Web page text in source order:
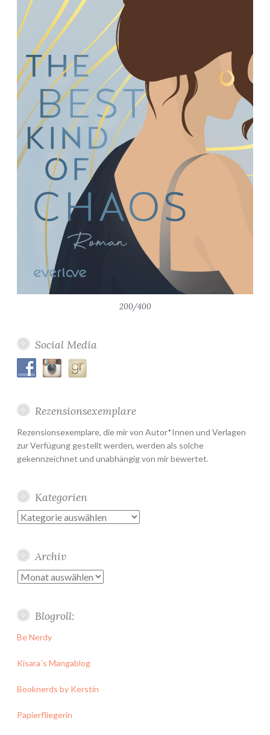
200/400
Social Media
Rezensionsexemplare
Rezensionsexemplare, die mir von Autor*Innen und Verlagen
zur Verfügung gestellt werden, werden als solche
gekennzeichnet und unabhängig von mir bewertet.
Kategorien
Kategorien
Archiv
Archiv
Blogroll:
Be Nerdy
Kisara´s Mangablog
Booknerds by Kerstin
Papierfliegerin